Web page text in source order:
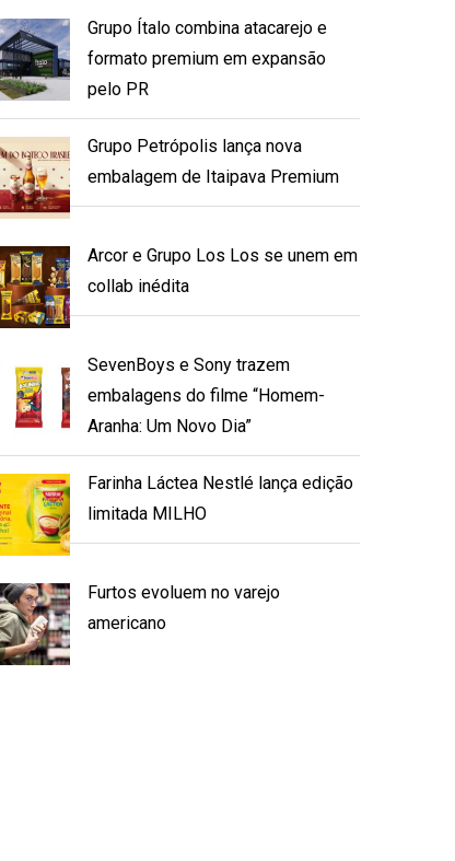
Grupo Ítalo combina atacarejo e
formato premium em expansão
pelo PR
Grupo Petrópolis lança nova
embalagem de Itaipava Premium
Arcor e Grupo Los Los se unem em
collab inédita
SevenBoys e Sony trazem
embalagens do filme “Homem-
Aranha: Um Novo Dia”
Farinha Láctea Nestlé lança edição
limitada MILHO
Furtos evoluem no varejo
americano